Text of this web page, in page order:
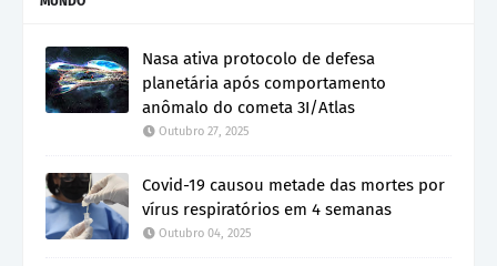
Nasa ativa protocolo de defesa
planetária após comportamento
anômalo do cometa 3I/Atlas
Outubro 27, 2025
Covid-19 causou metade das mortes por
vírus respiratórios em 4 semanas
Outubro 04, 2025